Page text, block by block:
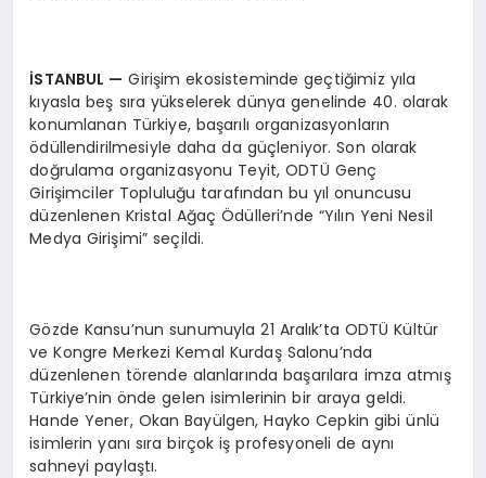
SAĞLIK
EĞITIM
İSTANBUL — Girişim ekosisteminde geçtiğimiz yıla
kıyasla beş sıra yükselerek dünya genelinde 40. olarak
konumlanan Türkiye, başarılı organizasyonların
ödüllendirilmesiyle daha da güçleniyor. Son olarak
doğrulama organizasyonu Teyit, ODTÜ Genç
Girişimciler Topluluğu tarafından bu yıl onuncusu
düzenlenen Kristal Ağaç Ödülleri’nde “Yılın Yeni Nesil
Medya Girişimi” seçildi.
Gözde Kansu’nun sunumuyla 21 Aralık’ta ODTÜ Kültür
ve Kongre Merkezi Kemal Kurdaş Salonu’nda
düzenlenen törende alanlarında başarılara imza atmış
Türkiye’nin önde gelen isimlerinin bir araya geldi.
Hande Yener, Okan Bayülgen, Hayko Cepkin gibi ünlü
isimlerin yanı sıra birçok iş profesyoneli de aynı
sahneyi paylaştı.